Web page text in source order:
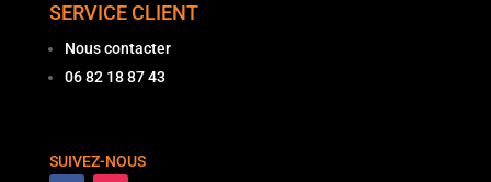
SERVICE CLIENT
Nous contacter
06 82 18 87 43
SUIVEZ-NOUS